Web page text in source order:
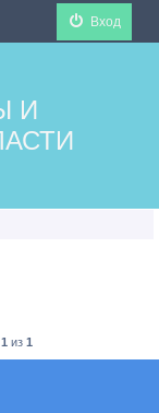
Вход
И
1 из 1